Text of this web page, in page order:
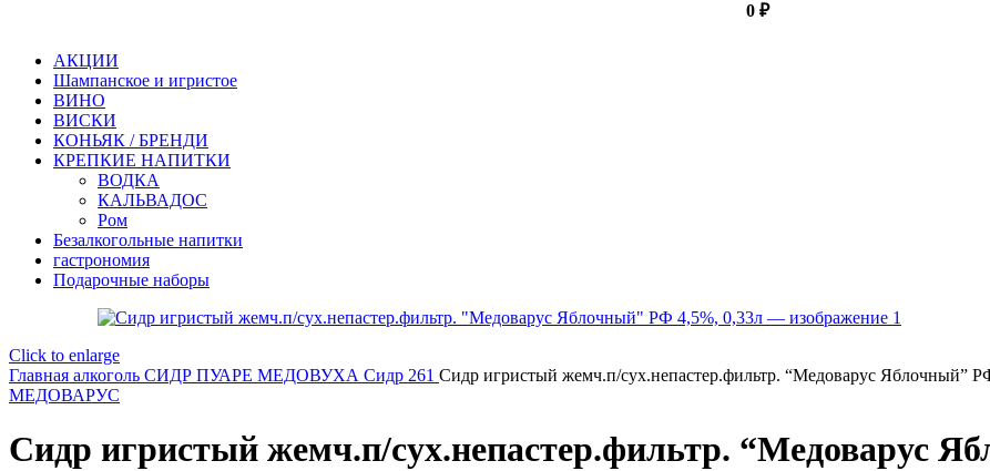
0 ₽
АКЦИИ
Шампанское и игристое
ВИНО
ВИСКИ
КОНЬЯК / БРЕНДИ
КРЕПКИЕ НАПИТКИ
ВОДКА
КАЛЬВАДОС
Ром
Безалкогольные напитки
гастрономия
Подарочные наборы
Click to enlarge
Главная алкоголь СИДР ПУАРЕ МЕДОВУХА Сидр 261 Сидр игристый жемч.п/сух.непастер.фильтр. “Медоварус Яблочный”
МЕДОВАРУС
Сидр игристый жемч.п/сух.непастер.фильтр. “Медоварус